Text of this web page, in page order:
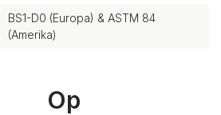
BS1-D0 (Europa) & ASTM 84
(Amerika)
Op